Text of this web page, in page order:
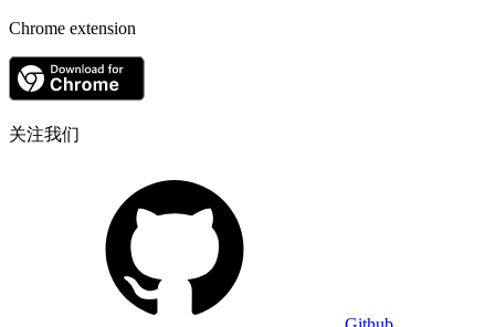
Chrome extension
关注我们